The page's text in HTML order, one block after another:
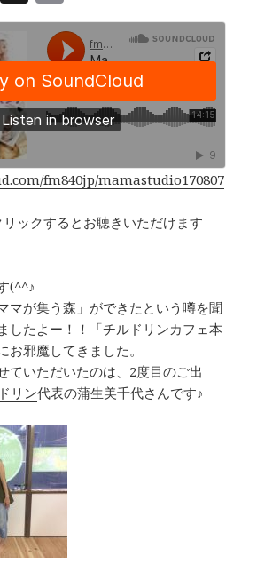
h
e
a
d
s
o
p
y
Li
n
k
fm840jp/mamastudio170807
ックするとお聴きいただけます
(^^♪
マが集う森」ができたという噂を聞
したよー！！「チルドリンカフェ本
お邪魔してきました。
ていただいたのは、2度目のご出
リン代表の蒲生美千代さんです♪